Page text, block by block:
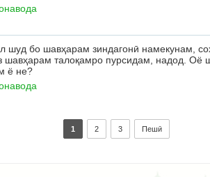
шуд бо шавҳарам зиндагонӣ намекунам,
шавҳарам талоқамро пурсидам, надод. Оё
ё не?
1 2 3 Пешӣ